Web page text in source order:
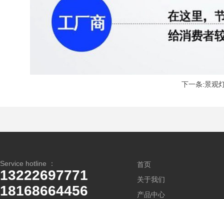
下一条:景观
Service hotline ：
13222697771
18168664456
首页
关于我们
产品中心